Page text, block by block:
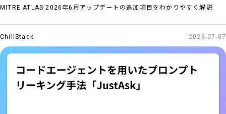
MITRE ATLAS 2026年6月アップデートの追加項目をわかりやすく解説
ChillStack 2026-07-07